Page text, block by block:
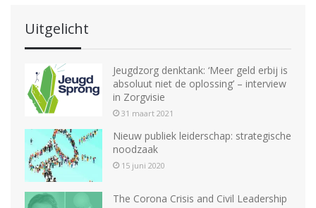
Uitgelicht
Jeugdzorg denktank: ‘Meer geld erbij is
absoluut niet de oplossing’ – interview
in Zorgvisie
31 maart 2021
Nieuw publiek leiderschap: strategische
noodzaak
15 juni 2020
The Corona Crisis and Civil Leadership